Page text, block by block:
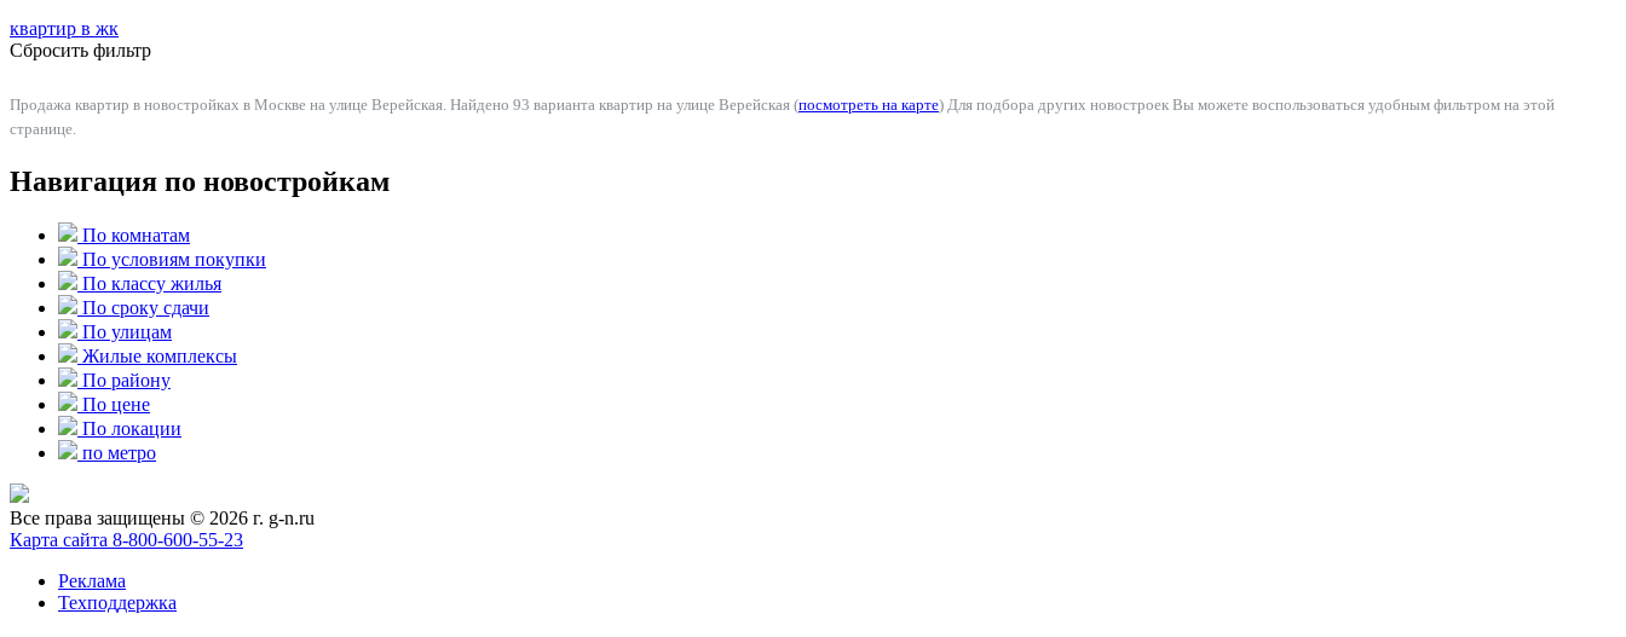
квартир в жк
Сбросить фильтр
Продажа квартир в новостройках в Москве на улице Верейская. Найдено 93 варианта квартир на улице Верейская (посмотреть на карте) Для подбора других новостроек Вы можете воспользоваться удобным фильтром на этой
странице.
Навигация по новостройкам
По комнатам
По условиям покупки
По классу жилья
По сроку сдачи
По улицам
Жилые комплексы
По району
По цене
По локации
по метро
Все права защищены © 2026 г. g-n.ru
Карта сайта 8-800-600-55-23
Реклама
Техподдержка